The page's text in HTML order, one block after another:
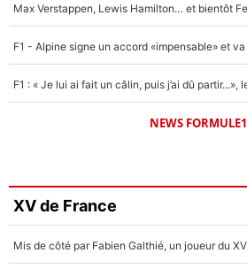
NEWS FORMULE1
XV de France